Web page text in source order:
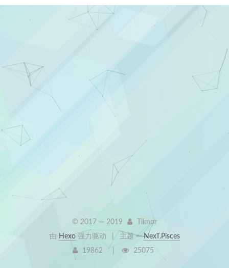
© 2017 — 2019
Tiimor
由Hexo强力驱动 主题 —NexT.Pisces
19862
25075